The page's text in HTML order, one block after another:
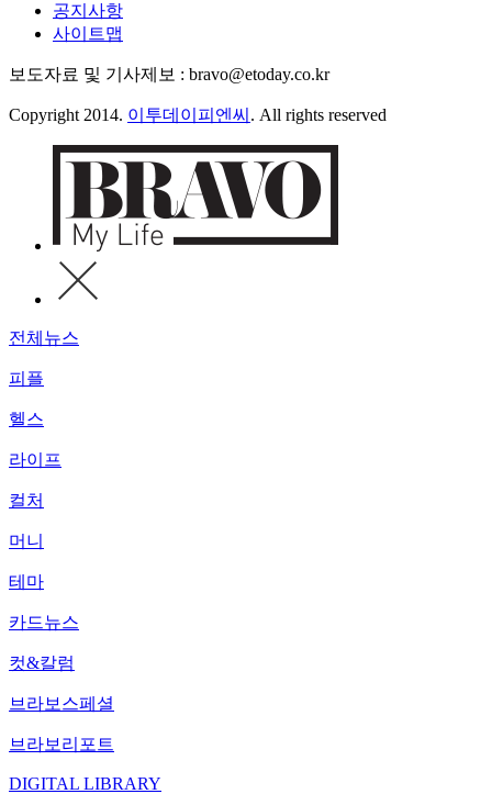
공지사항
사이트맵
보도자료 및 기사제보 : bravo@etoday.co.kr
Copyright 2014. 이투데이피엔씨 . All rights reserved
전체뉴스
피플
헬스
라이프
컬처
머니
테마
카드뉴스
컷&칼럼
브라보스페셜
브라보리포트
DIGITAL LIBRARY